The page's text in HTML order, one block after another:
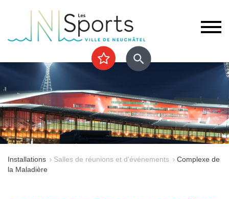
Installations Salles de réunions et d'événements
Complexe de
la Maladière